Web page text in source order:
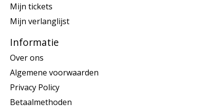
Mijn tickets
Mijn verlanglijst
Informatie
Over ons
Algemene voorwaarden
Privacy Policy
Betaalmethoden